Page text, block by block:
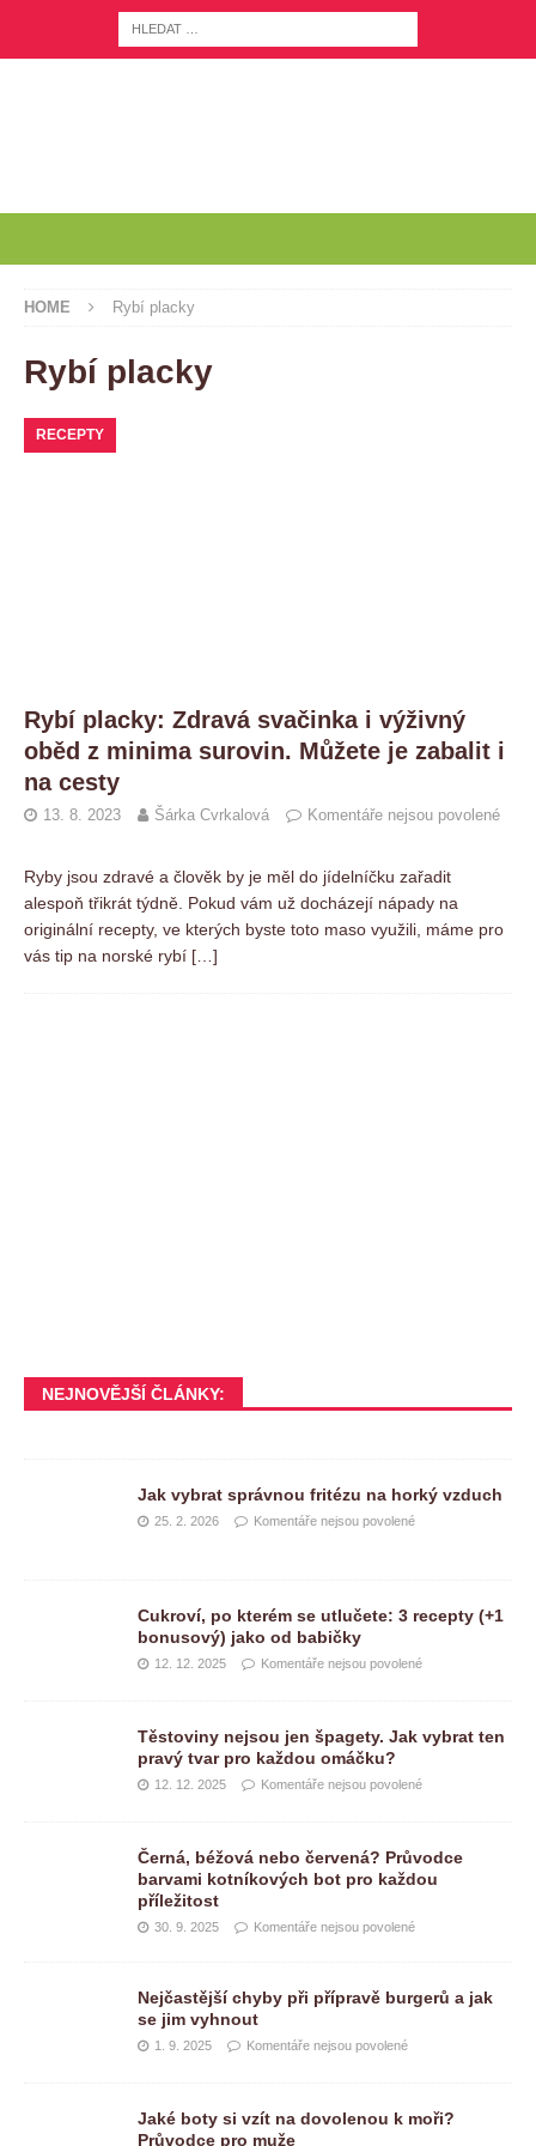
HOME Rybí placky
Rybí placky
RECEPTY
Rybí placky: Zdravá svačinka i výživný
oběd z minima surovin. Můžete je zabalit i
na cesty
13. 8. 2023 Šárka Cvrkalová Komentáře nejsou povolené
Ryby jsou zdravé a člověk by je měl do jídelníčku zařadit
alespoň třikrát týdně. Pokud vám už docházejí nápady na
originální recepty, ve kterých byste toto maso využili, máme pro
vás tip na norské rybí […]
NEJNOVĚJŠÍ ČLÁNKY:
Jak vybrat správnou fritézu na horký vzduch
25. 2. 2026 Komentáře nejsou povolené
Cukroví, po kterém se utlučete: 3 recepty (+1
bonusový) jako od babičky
12. 12. 2025 Komentáře nejsou povolené
Těstoviny nejsou jen špagety. Jak vybrat ten
pravý tvar pro každou omáčku?
12. 12. 2025 Komentáře nejsou povolené
Černá, béžová nebo červená? Průvodce
barvami kotníkových bot pro každou
příležitost
30. 9. 2025 Komentáře nejsou povolené
Nejčastější chyby při přípravě burgerů a jak
se jim vyhnout
1. 9. 2025 Komentáře nejsou povolené
Jaké boty si vzít na dovolenou k moři?
Průvodce pro muže